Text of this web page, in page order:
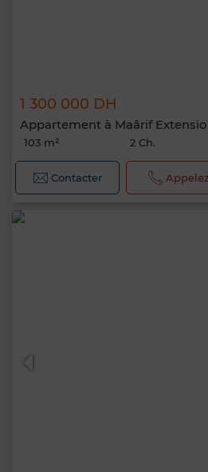
1 300 000 DH
Appartement à Maârif
103 m² 2 Ch.
Contacter Appelez